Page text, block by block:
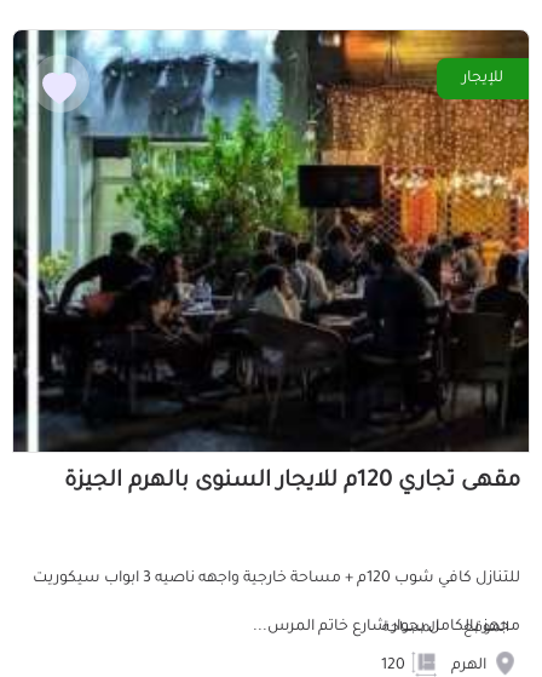
للإيجار
مقهى تجاري 120م للايجار السنوى بالهرم الجيزة
للتنازل كافي شوب 120م + مساحة خارجية واجهه ناصيه 3 ابواب سيكوريت
مجهز بالكامل بجوار شارع خاتم المرس...
الموقع
الهرم
المساحة